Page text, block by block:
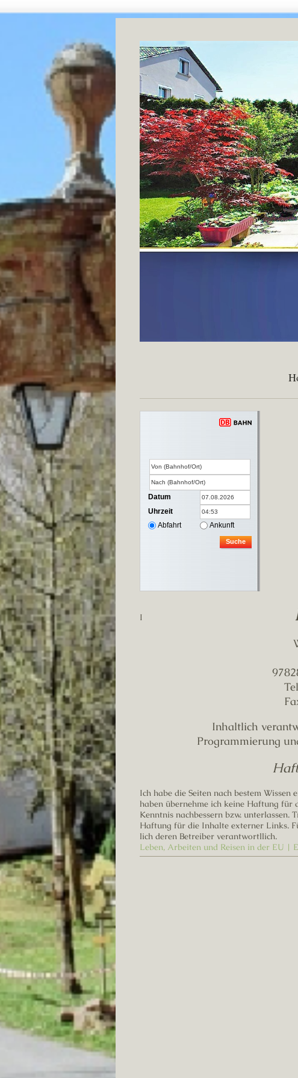
Datum
Uhrzeit
Abfahrt
Ankunft
Suche
I
Walter
97828
Tel.: 09391/
Fax: 09391/
Inhaltlich
Programmierung und
Ich habe die Seiten nach bestem
haben übernehme ich keine Haftung
Kenntnis nachbessern bzw.
Haftung für die Inhalte externer Links.
lich deren Betreiber verantwortllich.
Leben, Arbeiten und Reisen in der EU |